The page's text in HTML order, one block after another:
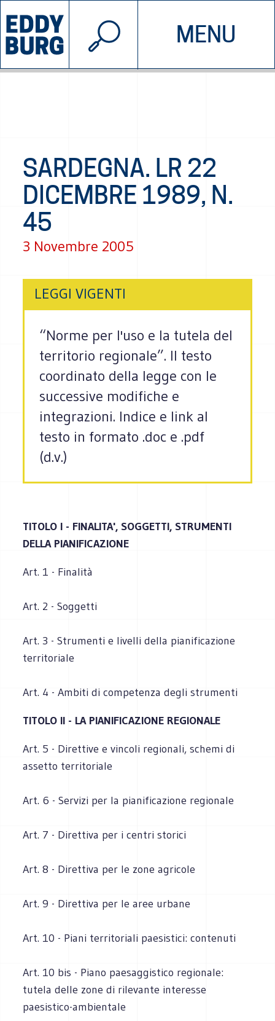
MENU
INIZIATIVE CHI SIAMO
© 2026 EDDYBURG
SARDEGNA. LR 22
DICEMBRE 1989, N.
45
3 Novembre 2005
LEGGI VIGENTI
“Norme per l'uso e la tutela del
territorio regionale”. Il testo
coordinato della legge con le
successive modifiche e
integrazioni. Indice e link al
testo in formato .doc e .pdf
(d.v.)
TITOLO I - FINALITA', SOGGETTI, STRUMENTI
DELLA PIANIFICAZIONE
Art. 1 - Finalità
Art. 2 - Soggetti
Art. 3 - Strumenti e livelli della pianificazione
territoriale
Art. 4 - Ambiti di competenza degli strumenti
TITOLO II - LA PIANIFICAZIONE REGIONALE
Art. 5 - Direttive e vincoli regionali, schemi di
assetto territoriale
Art. 6 - Servizi per la pianificazione regionale
Art. 7 - Direttiva per i centri storici
Art. 8 - Direttiva per le zone agricole
Art. 9 - Direttiva per le aree urbane
Art. 10 - Piani territoriali paesistici: contenuti
Art. 10 bis - Piano paesaggistico regionale:
tutela delle zone di rilevante interesse
paesistico-ambientale